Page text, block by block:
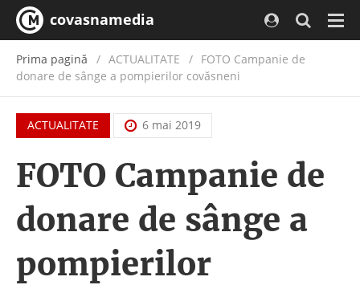
covasnamedia
Prima pagină ACTUALITATE / FOTO Campanie de
donare de sânge a pompierilor covăsneni
ACTUALITATE 6 mai 2019
FOTO Campanie de
donare de sânge a
pompierilor